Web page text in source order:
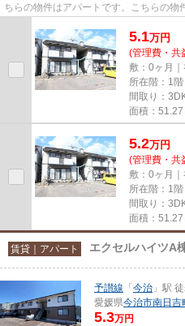
ちらの物件はアパートです。こちらの
5.1万円
(管理費・共
敷：0ヶ月｜
所在階：1階
間取り：
面積：51.27
5.2万円
(管理費・共
敷：0ヶ月｜
所在階：1階
間取り：
面積：51.27
賃貸｜アパート エクセルハイツA
予讃線 「 今治 」駅
愛媛県今治市南日吉
5.3万円